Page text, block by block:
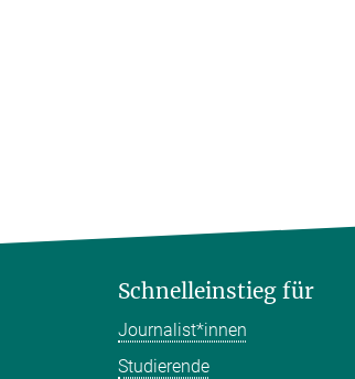
Schnelleinstieg für
Journalist*innen
Studierende